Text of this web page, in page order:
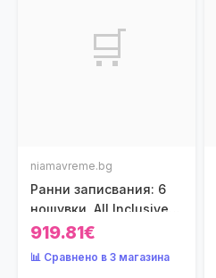
🛒
niamavreme.bg
Ранни записвания: 6
нощувки, All Inclusive в
хотел Blue Lagoon
Гърция през
919.81€
📊 Сравнено в 3 магазина